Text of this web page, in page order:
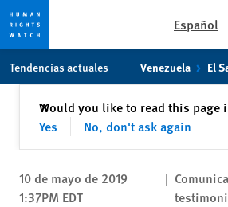
content
Español
Tendencias actuales Venezuela El
Would you like to read this page
Yes
No, don't ask again
✕Cerrar
10 de mayo de 2019
1:37PM EDT
|